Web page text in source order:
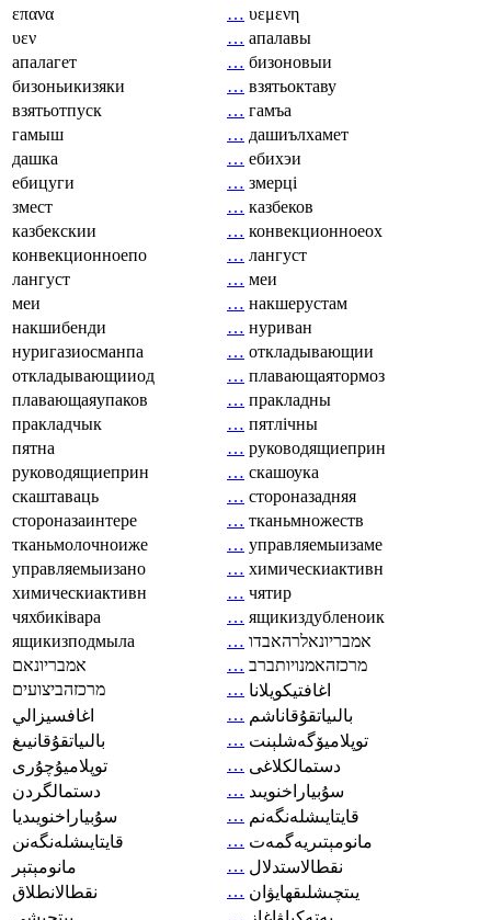
επανα
… υεμενη
υεν
… апалавы
апалагет
… бизоновыи
бизоньикизяки
… взятьоктаву
взятьотпуск
… гамъа
гамыш
… дашиълхамет
дашка
… ебихэи
ебицуги
… змерці
змест
… казбеков
казбекскии
… конвекционноеох
конвекционноепо
… лангуст
лангуст
… меи
меи
… накшерустам
накшибенди
… нуриван
нуригазиосманпа
… откладывающии
откладывающииод
… плавающаятормоз
плавающаяупаков
… пракладны
пракладчык
… пятлічны
пятна
… руководящиеприн
руководящиеприн
… скашоука
скаштаваць
… стороназадняя
стороназаинтере
… тканьмножеств
тканьмолочноиже
… управляемыизаме
управляемыизано
… химическиактивн
химическиактивн
… чятир
чяхбиківара
… ящикиздубленоик
ящикизподмыла
… אמבריונאלרהאבדו
אמבריונאם
… מרכזהאמנויותברב
מרכזהביצועים
… اغافتيكويلانا
اغافسيزالي
… بالىياتقۇقاناشم
بالىياتقۇقانيىغ
… توپلاميۆگەشلېنت
توپلاميۇچۇرى
… دستمالکلاغی
دستمالگردن
… سۇبياراخنويىد
سۇبياراخنويىديا
… قايتايىشلەنگەنم
قايتايىشلەنگەنن
… مانومېتىريەگمەت
مانومېتېر
… نقطالاستدلال
نقطالانطلاق
… يىتچىشلىقھايۋان
…